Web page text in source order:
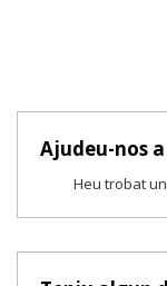
Ajudeu-nos
Heu trobat